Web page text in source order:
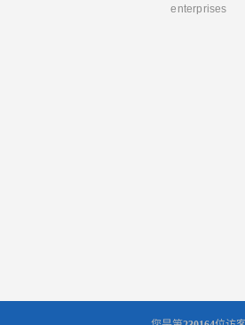
enterprises